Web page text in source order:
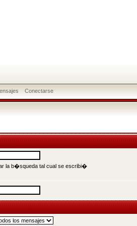
Conectarse
la b�squeda tal cual se escribi�